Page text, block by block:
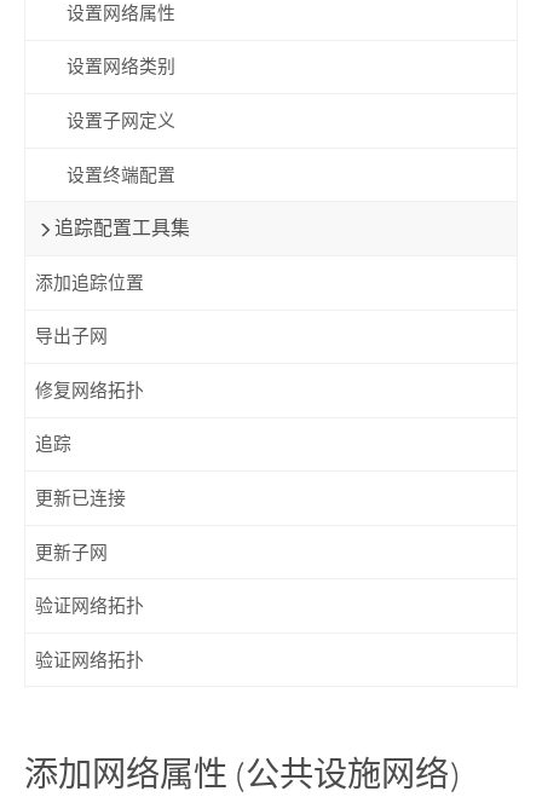
设置网络属性
设置网络类别
设置子网定义
设置终端配置
追踪配置工具集
添加追踪位置
导出子网
修复网络拓扑
追踪
更新已连接
更新子网
验证网络拓扑
验证网络拓扑
添加网络属性 (公共设施网络)